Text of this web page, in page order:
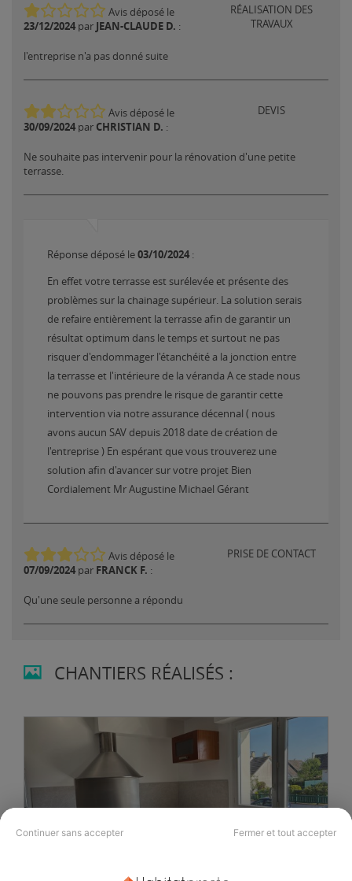
Continuer sans accepter Fermer et tout accepter
Avis déposé le
23/12/2024 par JEAN-CLAUDE D. :
RÉALISATION DES
TRAVAUX
l'entreprise n'a pas donné suite
Avis déposé le
30/09/2024 par CHRISTIAN D. :
DEVIS
Ne souhaite pas intervenir pour la rénovation d'une petite
terrasse.
Réponse déposé le 03/10/2024 :
En effet votre terrasse est surélevée et présente des
problèmes sur la chainage supérieur. La solution serais
de refaire entièrement la terrasse afin de garantir un
résultat optimum dans le temps et surtout ne pas
risquer d'endommager l'étanchéité a la jonction entre
la terrasse et l'intérieure de la véranda A ce stade nous
ne pouvons pas prendre le risque de garantir cette
intervention via notre assurance décennal ( nous
avons aucun SAV depuis 2018 date de création de
l'entreprise ) En espérant que vous trouverez une
solution afin d'avancer sur votre projet Bien
Cordialement Mr Augustine Michael Gérant
Avis déposé le
07/09/2024 par FRANCK F. :
PRISE DE CONTACT
Qu'une seule personne a répondu
CHANTIERS RÉALISÉS :